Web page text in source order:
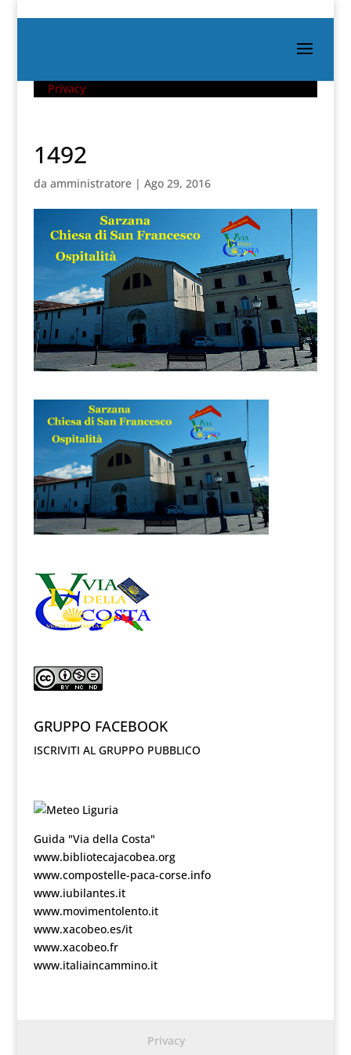
Privacy
1492
da amministratore| Ago 29, 2016
GRUPPO FACEBOOK
ISCRIVITI AL GRUPPO PUBBLICO
Guida "Via della Costa"
www.bibliotecajacobea.org
www.compostelle-paca-corse.info
www.iubilantes.it
www.movimentolento.it
www.xacobeo.es/it
www.xacobeo.fr
www.italiaincammino.it
Privacy